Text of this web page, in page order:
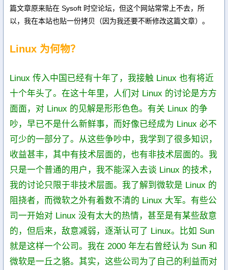
篇文章原来贴在 Sysoft 时空论坛，但这个网站常常上不去，所
以，我在本站也贴一份拷贝（因为我还要不断修改这篇文章）。
Linux 为何物？
Linux 传入中国已经有十年了，我接触 Linux 也有将近
十个年头了。在这十年里，人们对 Linux 的讨论是方方
面面，对 Linux 的见解是形形色色。有关 Linux 的争
吵，早已不是什么新鲜事，而好像已经成为 Linux 必不
可少的一部分了。从这些争吵中，我学到了很多知识，
收益甚丰，其中有技术层面的，也有非技术层面的。我
只是一个普通的用户，我不能深入去谈 Linux 的技术，
我的讨论只限于非技术层面。我了解到微软是 Linux 的
阻挠者，而微软之外有着数不清的 Linux 大军。有些公
司一开始对 Linux 没有太大的热情，甚至是有某些敌意
的，但后来，敌意减弱，逐渐认可了 Linux。比如 Sun
就是这样一个公司。我在 2000 年左右曾经认为 Sun 和
微软是一丘之貉。其实，这些公司为了自己的利益而对